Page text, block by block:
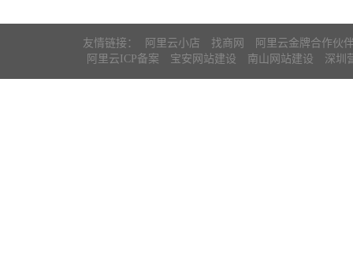
友情链接： 阿里云小店 找商网
阿里云金牌合作伙
阿里云ICP备案
宝安网站建设 南山网站建设 深圳